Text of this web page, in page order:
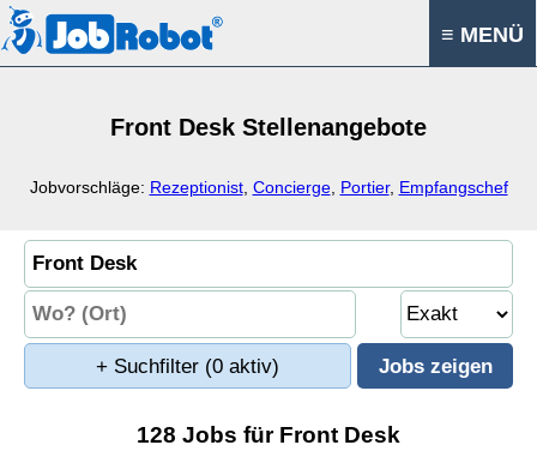
≡ MENÜ
Front Desk Stellenangebote
Jobvorschläge: Rezeptionist, Concierge, Portier, Empfangschef
+ Suchfilter (0 aktiv)
128 Jobs für Front Desk